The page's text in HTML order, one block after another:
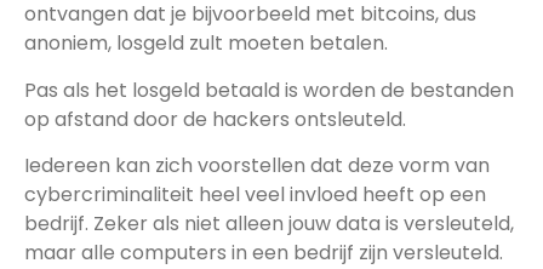
ontvangen dat je bijvoorbeeld met bitcoins, dus
anoniem, losgeld zult moeten betalen.
Pas als het losgeld betaald is worden de bestanden
op afstand door de hackers ontsleuteld.
Iedereen kan zich voorstellen dat deze vorm van
cybercriminaliteit heel veel invloed heeft op een
bedrijf. Zeker als niet alleen jouw data is versleuteld,
maar alle computers in een bedrijf zijn versleuteld.